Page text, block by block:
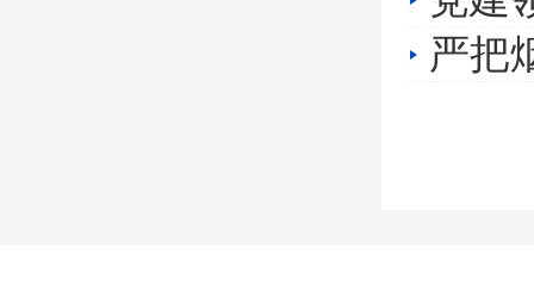
严把